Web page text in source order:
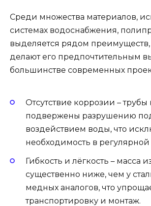
Среди множества материалов,
системах водоснабжения,
выделяется рядом
делают его предпочтительным
большинстве современных
Отсутствие коррозии – трубы
подвержены разрушению
воздействием воды, что
необходимость в регулярной
Гибкость и лёгкость – масса
существенно ниже, чем у
медных аналогов, что
транспортировку и монтаж.